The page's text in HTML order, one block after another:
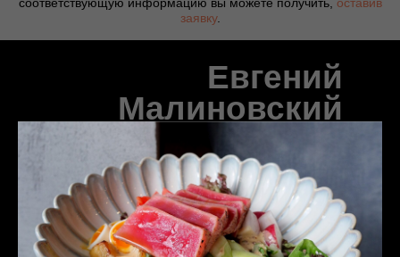
заявку.
Евгений
Малиновский